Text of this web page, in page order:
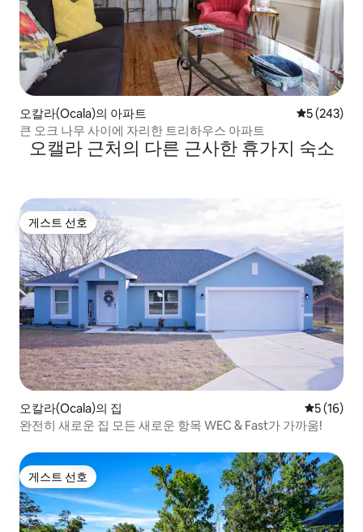
오칼라(Ocala)의 아파트 평점 5점(5
5 (243)
큰 오크 나무 사이에 자리한 트리하우스 아파트
오캘라 근처의 다른 근사한 휴가지 숙소
게스트 선호
게스트 선호
오칼라(Ocala)의 집 평점 5점
5 (16)
완전히 새로운 집 모든 새로운 항목 WEC & Fast가 가까움!
게스트 선호
게스트 선호